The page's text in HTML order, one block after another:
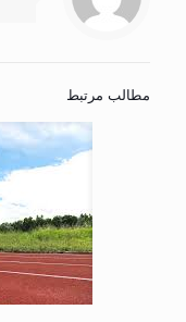
مطالب مرتبط